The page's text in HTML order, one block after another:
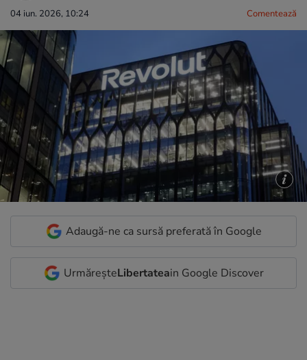
04 iun. 2026, 10:24 Comentează
Adaugă-ne ca sursă preferată în Google
UrmăreșteLibertateain Google Discover